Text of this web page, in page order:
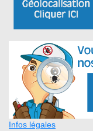
Infos légales